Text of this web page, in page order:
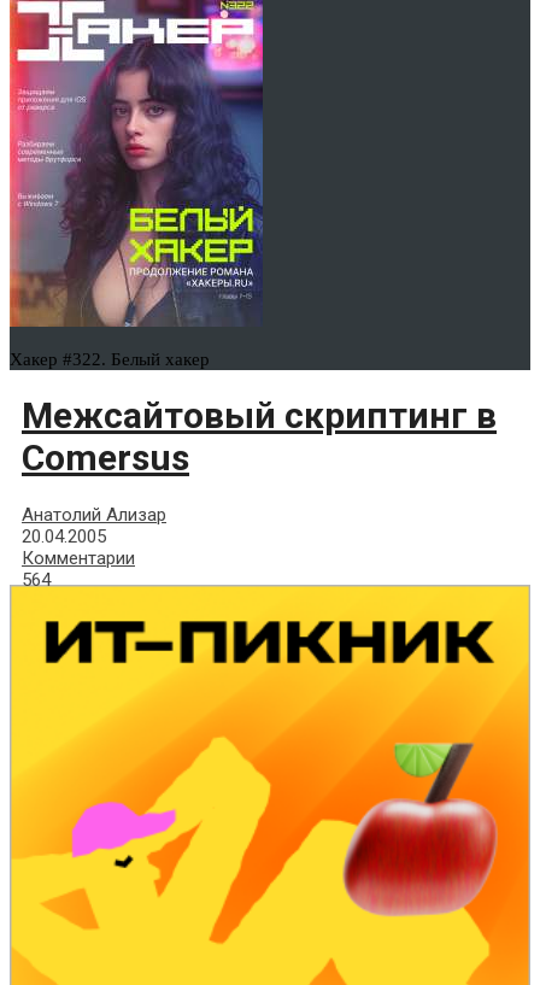
Хакер #322. Белый хакер
Межсайтовый скриптинг в
Comersus
Анатолий Ализар
20.04.2005
Комментарии
564